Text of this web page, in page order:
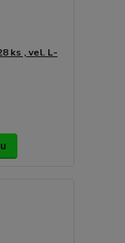
ks , vel. L-